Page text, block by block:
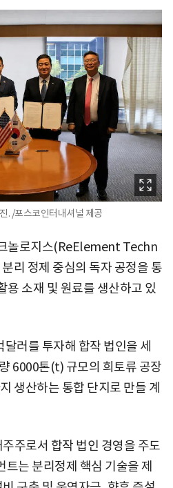
. /포스코인터내셔널 제공
놀로지스(ReElement Techn
리 정제 중심의 독자 공정을 통
용 소재 및 원료를 생산하고 있
러를 투자해 합작 법인을 세
6000톤(t) 규모의 희토류 공장
생산하는 통합 단지로 만들 계
주로서 합작 법인 경영을 주도
트는 분리정제 핵심 기술을 제